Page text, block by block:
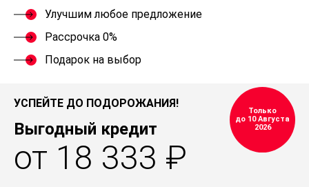
Улучшим любое предложение
Рассрочка 0%
Подарок на выбор
УСПЕЙТЕ ДО ПОДОРОЖАНИЯ!
Выгодный кредит
от 18 333 ₽
Только
до 10 Августа
2026